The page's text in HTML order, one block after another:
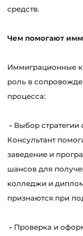
средств.
Чем помогают
Иммиграционные
роль в
процесса:
- Выбор
Консультант
заведение и
шансов для
колледжи и
признаются при
- Проверка и